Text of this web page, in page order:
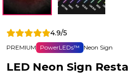
4.9/5
PREMIUM PowerLEDs™ Neon Sign
LED Neon Sign